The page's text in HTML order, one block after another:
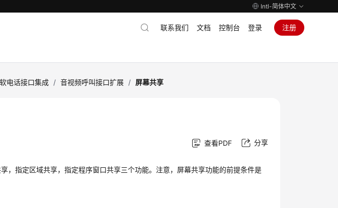
Intl-简体中文
联系我们 文档 控制台 登录 注册
电话接口集成 / 音视频呼叫接口扩展 / 屏幕共享
查看PDF 分享
，指定区域共享，指定程序窗口共享三个功能。注意，屏幕共享功能的前提条件是